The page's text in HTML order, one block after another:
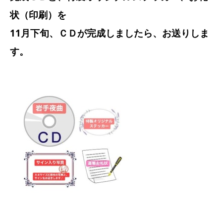
状（印刷）を
11月下旬、ＣＤが完成しましたら、お送りしま
す。